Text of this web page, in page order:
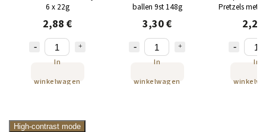
6 x 22g
2,88 €
In
winkelwagen
ballen 9st 148g
3,30 €
In
winkelwagen
Pretzels met
g
2,29
In
High-contrast mode